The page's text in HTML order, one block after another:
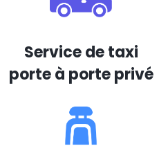
Service de taxi
porte à porte privé